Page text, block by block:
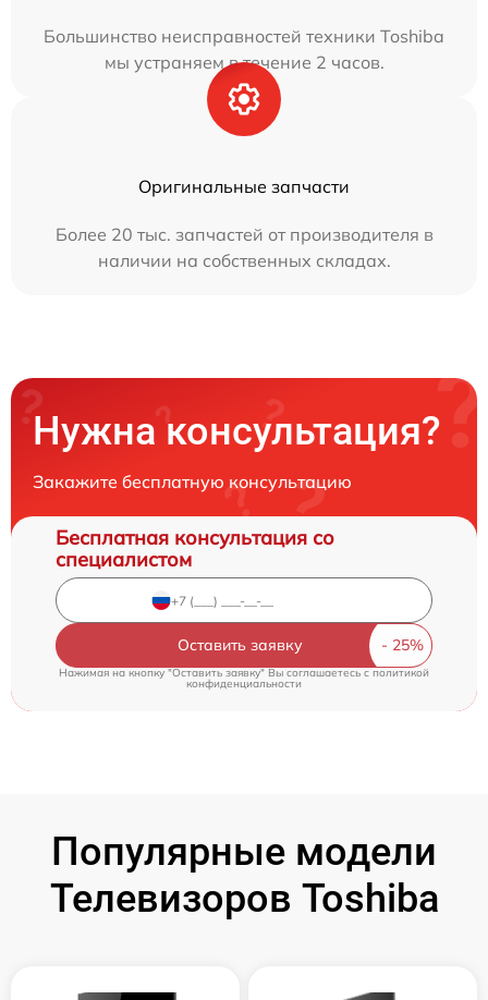
Большинство неисправностей техники Toshiba
мы устраняем в течение 2 часов.
Оригинальные запчасти
Более 20 тыс. запчастей от производителя в
наличии на собственных складах.
Нужна консультация?
Закажите бесплатную консультацию
Бесплатная консультация со
специалистом
Оставить заявку
Нажимая на кнопку "Оставить заявку" Вы соглашаетесь cполитикой
конфиденциальности
Популярные модели
Телевизоров Toshiba